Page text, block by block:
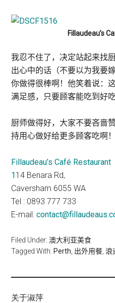
Fillaudeau’s
我忍不住了，决定站起来找
出心中的话（不要以为我要
你做得很棒啊！他笑着说：
满足感，只要顾客能吃到好吃
厨师做得好，大家不要吝啬
持用心做好给更多顾客吃啊！
Fillaudeau’s Café Restaurant
114 Benara Rd,
Caversham 6055 WA
Tel : 0893 777 733
E-mail:
Filed Under:澳大利亚美食
Tagged With: Perth 出外用餐 ,浪
关于淑萍